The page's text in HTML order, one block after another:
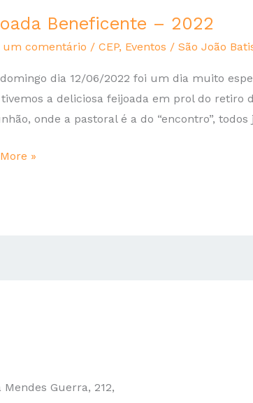
Beneficente – 2022
um comentário / CEP, Eventos / São João
dia 12/06/2022 foi um dia muito
a deliciosa feijoada em prol do retiro
onde a pastoral é a do “encontro”, todos
»
Guerra, 212,